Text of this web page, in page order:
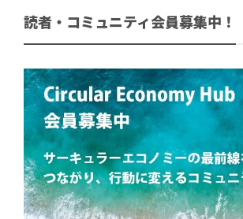
読者・コミュニティ会員募集中！